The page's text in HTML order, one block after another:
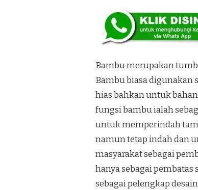
Bambu merupakan
Bambu biasa digunakan
hias bahkan untuk
fungsi bambu ialah
untuk memperindah
namun tetap indah dan
masyarakat sebagai
hanya sebagai
sebagai pelengkap